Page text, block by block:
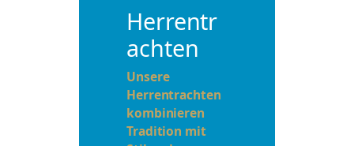
Herrentr
achten
Unsere
Herrentrachten
kombinieren
Tradition mit